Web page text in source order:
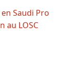
Saudi Pro
au LOSC